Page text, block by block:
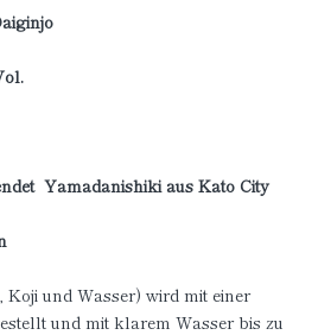
Yamadanishiki aus Kato City
Koji und Wasser) wird mit einer
und mit klarem Wasser bis zu